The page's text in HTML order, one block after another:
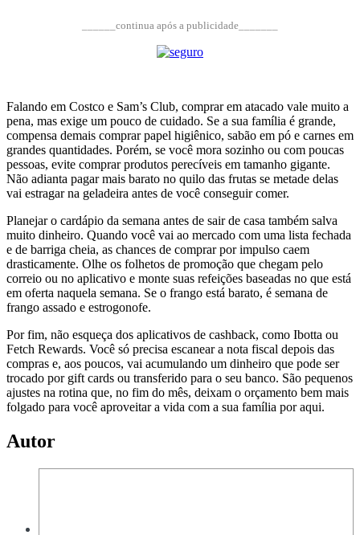
______continua após a publicidade_______
Falando em Costco e Sam’s Club, comprar em atacado vale muito a
pena, mas exige um pouco de cuidado. Se a sua família é grande,
compensa demais comprar papel higiênico, sabão em pó e carnes em
grandes quantidades. Porém, se você mora sozinho ou com poucas
pessoas, evite comprar produtos perecíveis em tamanho gigante.
Não adianta pagar mais barato no quilo das frutas se metade delas
vai estragar na geladeira antes de você conseguir comer.
Planejar o cardápio da semana antes de sair de casa também salva
muito dinheiro. Quando você vai ao mercado com uma lista fechada
e de barriga cheia, as chances de comprar por impulso caem
drasticamente. Olhe os folhetos de promoção que chegam pelo
correio ou no aplicativo e monte suas refeições baseadas no que está
em oferta naquela semana. Se o frango está barato, é semana de
frango assado e estrogonofe.
Por fim, não esqueça dos aplicativos de cashback, como Ibotta ou
Fetch Rewards. Você só precisa escanear a nota fiscal depois das
compras e, aos poucos, vai acumulando um dinheiro que pode ser
trocado por gift cards ou transferido para o seu banco. São pequenos
ajustes na rotina que, no fim do mês, deixam o orçamento bem mais
folgado para você aproveitar a vida com a sua família por aqui.
Autor